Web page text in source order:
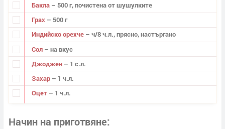
Бакла – 500 г, почистена от шушулките
Грах – 500 г
Индийско орехче – ч/8 ч.л., прясно, настъргано
Сол – на вкус
Джоджен – 1 с.л.
Захар – 1 ч.л.
Оцет – 1 ч.л.
Начин на приготвяне